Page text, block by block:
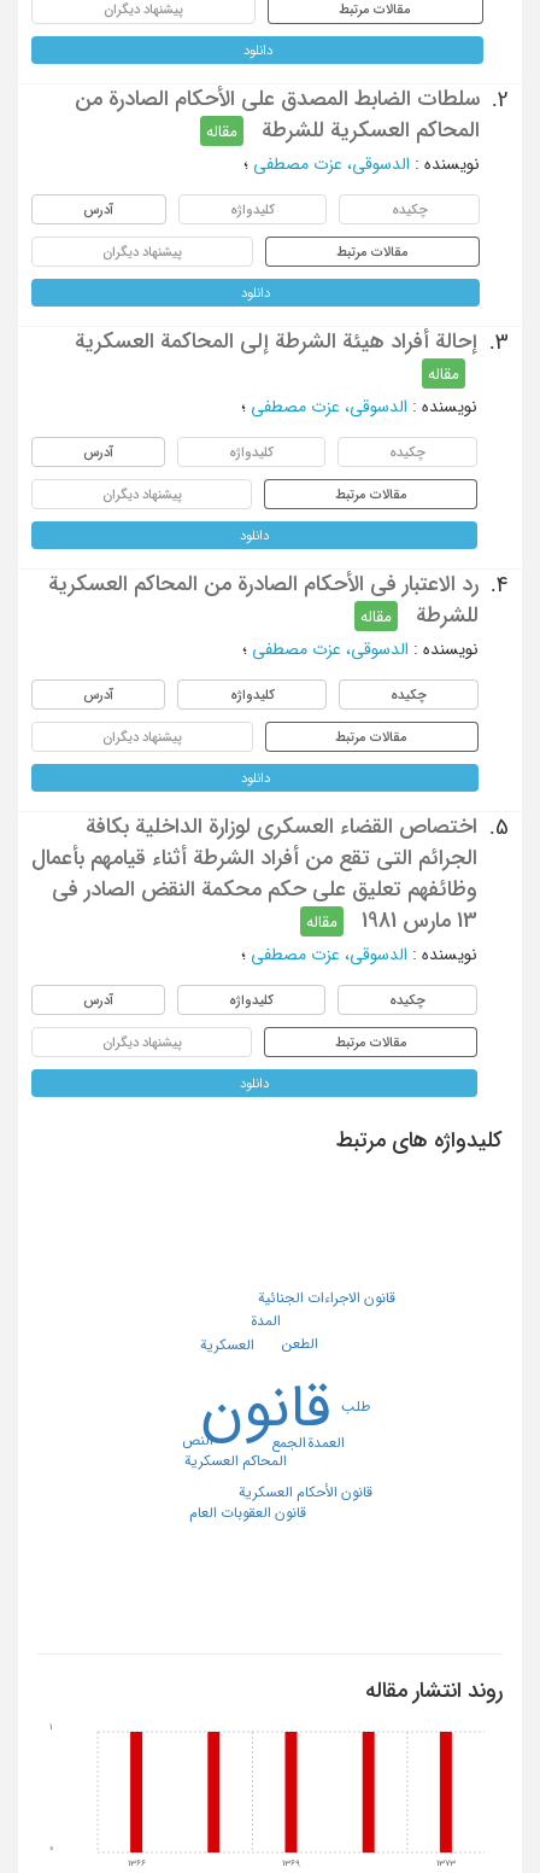
مقالات مرتبط پیشنهاد دیگران
دانلود
2.
سلطات الضابط المصدق علی الأحکام الصادرة من
المحاکم العسکریة للشرطة
مقاله
نویسنده : الدسوقی، عزت مصطفی ؛
چکیده کلیدواژه آدرس
مقالات مرتبط پیشنهاد دیگران
دانلود
3. إحالة أفراد هیئة الشرطة إلی المحاکمة العسکریة
مقاله
نویسنده : الدسوقی، عزت مصطفی ؛
چکیده کلیدواژه آدرس
مقالات مرتبط پیشنهاد دیگران
دانلود
4.
رد الاعتبار فی الأحکام الصادرة من المحاکم العسکریة
للشرطة
مقاله
نویسنده : الدسوقی، عزت مصطفی ؛
چکیده کلیدواژه آدرس
مقالات مرتبط پیشنهاد دیگران
دانلود
5.
اختصاص القضاء العسکری لوزارة الداخلیة بکافة
الجرائم التی تقع من أفراد الشرطة أثناء قیامهم بأعمال
وظائفهم تعلیق علی حکم محکمة النقض الصادر فی
13 مارس 1981
مقاله
نویسنده : الدسوقی، عزت مصطفی ؛
چکیده کلیدواژه آدرس
مقالات مرتبط پیشنهاد دیگران
دانلود
کلیدواژه های مرتبط
قانون
الجمع
الطعن العسکریة
العمدة
المحاکم العسکریة
المدة
النص
طلب
قانون الأحکام العسکریة
قانون الاجراءات الجنائیة
قانون العقوبات العام
روند انتشار مقاله
1366 1369 1373
0
1